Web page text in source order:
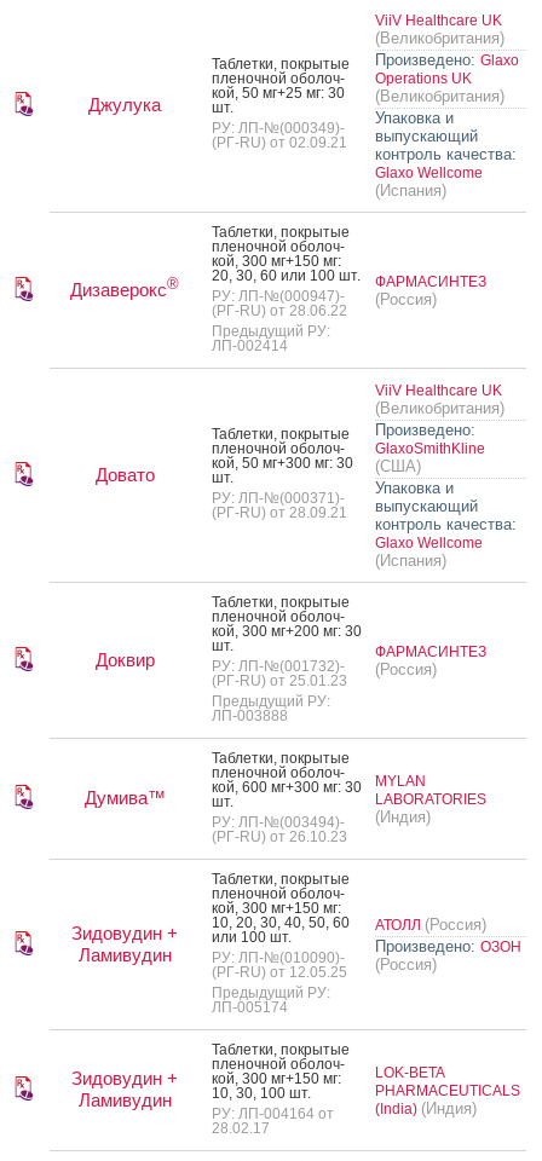
Джулука
Таб­летки, пок­ры­тые
пле­ноч­ной обо­лоч­
кой, 50 мг+25 мг: 30
шт.
РУ: ЛП-№(000349)-
(РГ-RU) от 02.09.21
ViiV Healthcare UK
(Великобритания)
Произведено: Glaxo
Operations UK
(Великобритания)
Упаковка и
выпускающий
контроль качества:
Glaxo Wellcome
(Испания)
Дизаверокс®
Таб­летки, пок­ры­тые
пле­ноч­ной обо­лоч­
кой, 300 мг+150 мг:
20, 30, 60 или 100 шт.
РУ: ЛП-№(000947)-
(РГ-RU) от 28.06.22
Предыдущий РУ:
ЛП-002414
ФАРМАСИНТЕЗ
(Россия)
Довато
Таб­летки, пок­ры­тые
пле­ноч­ной обо­лоч­
кой, 50 мг+300 мг: 30
шт.
РУ: ЛП-№(000371)-
(РГ-RU) от 28.09.21
ViiV Healthcare UK
(Великобритания)
Произведено:
GlaxoSmithKline
(США)
Упаковка и
выпускающий
контроль качества:
Glaxo Wellcome
(Испания)
Доквир
Таб­летки, пок­ры­тые
пле­ноч­ной обо­лоч­
кой, 300 мг+200 мг: 30
шт.
РУ: ЛП-№(001732)-
(РГ-RU) от 25.01.23
Предыдущий РУ:
ЛП-003888
ФАРМАСИНТЕЗ
(Россия)
Думива™
Таб­летки, пок­ры­тые
пле­ноч­ной обо­лоч­
кой, 600 мг+300 мг: 30
шт.
РУ: ЛП-№(003494)-
(РГ-RU) от 26.10.23
MYLAN
LABORATORIES
(Индия)
Зидовудин +
Ламивудин
Таб­летки, пок­ры­тые
пле­ноч­ной обо­лоч­
кой, 300 мг+150 мг:
10, 20, 30, 40, 50, 60
или 100 шт.
РУ: ЛП-№(010090)-
(РГ-RU) от 12.05.25
Предыдущий РУ:
ЛП-005174
АТОЛЛ (Россия)
Произведено: ОЗОН
(Россия)
Зидовудин +
Ламивудин
Таб­летки, пок­ры­тые
пле­ноч­ной обо­лоч­
кой, 300 мг+150 мг:
10, 30, 100 шт.
РУ: ЛП-004164 от
28.02.17
LOK-BETA
PHARMACEUTICALS
(India) (Индия)